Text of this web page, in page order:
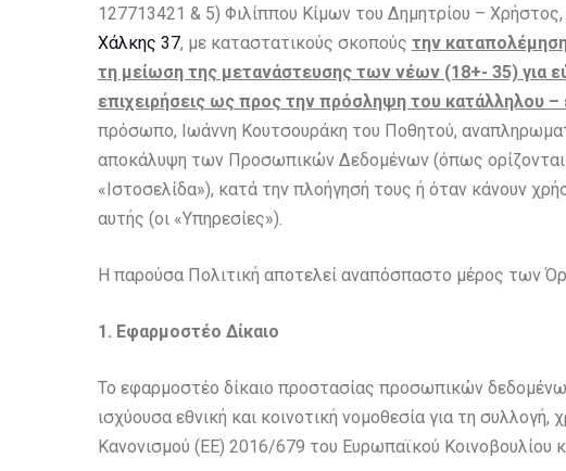
127713421 & 5) Φιλίππου Κίμων του Δημητρίου –
Χάλκης 37, με καταστατικούς σκοπούς την
τη μείωση της μετανάστευσης των νέων (18+- 35) για
επιχειρήσεις ως προς την πρόσληψη του κατάλληλου
πρόσωπο, Ιωάννη Κουτσουράκη του Ποθητού,
αποκάλυψη των Προσωπικών Δεδομένων (όπως
«Ιστοσελίδα»), κατά την πλοήγησή τους ή όταν κάνουν
αυτής (οι «Υπηρεσίες»).
Η παρούσα Πολιτική αποτελεί αναπόσπαστο μέρος των
1. Εφαρμοστέο Δίκαιο
Το εφαρμοστέο δίκαιο προστασίας προσωπικών
ισχύουσα εθνική και κοινοτική νομοθεσία για τη
Κανονισμού (ΕΕ) 2016/679 του Ευρωπαϊκού Κοινοβουλίου